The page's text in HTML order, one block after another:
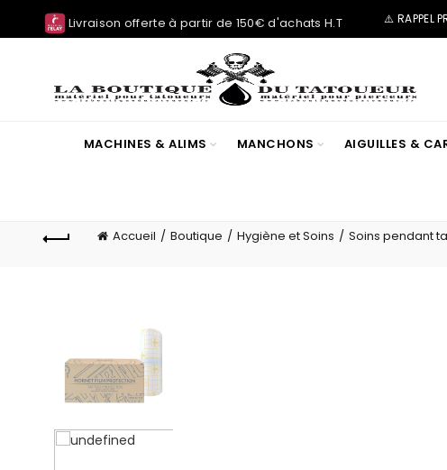
Livraison offerte à partir de 150€ d'achats H.T ⚠️ RAPPEL
MACHINES & ALIMS MANCHONS AIGUILLES &
Accueil Boutique Hygiène et Soins Soins pendant